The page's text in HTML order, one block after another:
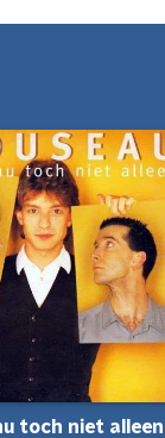
toch niet alleen